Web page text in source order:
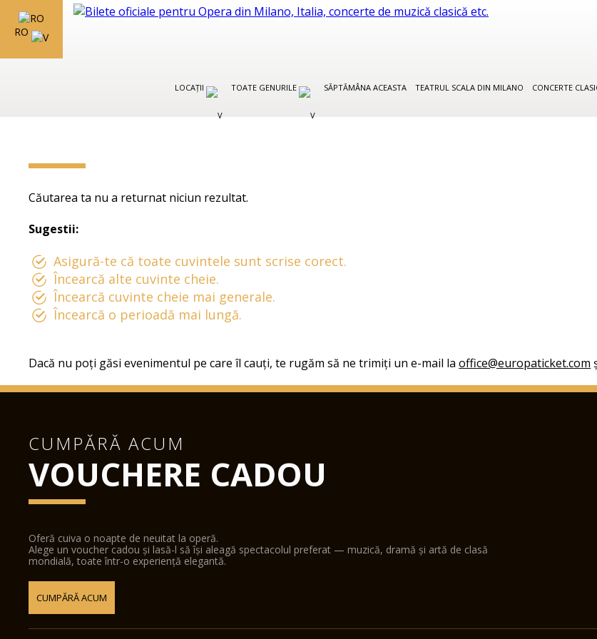
RO
LOCAȚII TOATE GENURILE SĂPTĂMÂNA ACEASTA TEATRUL SCALA DIN MILANO CONCERTE
Căutarea ta nu a returnat niciun rezultat.
Sugestii:
Asigură-te că toate cuvintele sunt scrise corect.
Încearcă alte cuvinte cheie.
Încearcă cuvinte cheie mai generale.
Încearcă o perioadă mai lungă.
Dacă nu poți găsi evenimentul pe care îl cauți, te rugăm să ne trimiți un e-mail laoffice@europaticket.com
CUMPĂRĂ ACUM
VOUCHERE CADOU
Oferă cuiva o noapte de neuitat la operă.
Alege un voucher cadou și lasă-l să își aleagă spectacolul preferat — muzică, dramă și artă de clasă
mondială, toate într-o experiență elegantă.
CUMPĂRĂ ACUM